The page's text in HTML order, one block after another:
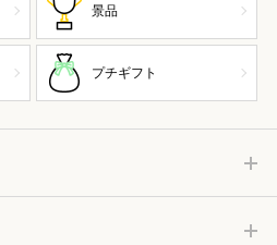
景品
プチギフト